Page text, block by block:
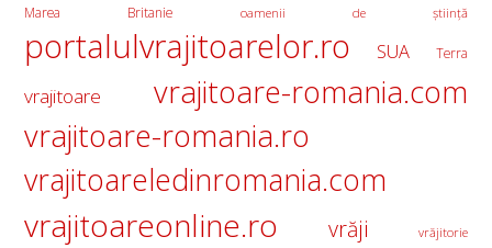
Marea Britanie oamenii de ştiinţă
portalulvrajitoarelor.ro SUA Terra
vrajitoare
vrajitoare-romania.com
vrajitoare-romania.ro
vrajitoareledinromania.com
vrajitoareonline.ro vrăji vrăjitorie